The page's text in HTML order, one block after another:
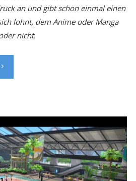
an und gibt schon einmal einen
lohnt, dem Anime oder Manga
nicht.